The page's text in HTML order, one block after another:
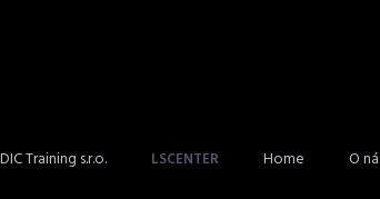
WHERE CRL_ID='CRL113' AND
Training s.r.o. LSCENTER Home O